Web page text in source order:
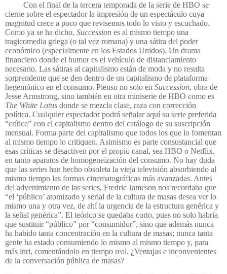
Con el final de la tercera temporada de la serie de HBO se
cierne sobre el espectador la impresión de un espectáculo cuya
magnitud crece a poco que revisemos todo lo visto y escuchado.
Como ya se ha dicho, Succession es al mismo tiempo una
tragicomedia griega (o tal vez romana) y una sátira del poder
económico (especialmente en los Estados Unidos). Un drama
financiero donde el humor es el vehículo de distanciamiento
necesario. Las sátiras al capitalismo están de moda y no resulta
sorprendente que se den dentro de un capitalismo de plataforma
hegemónico en el consumo. Pienso no solo en Succession, obra de
Jesse Armstrong, sino también en otra miniserie de HBO como es
The White Lotus donde se mezcla clase, raza con corrección
política. Cualquier espectador podrá señalar aquí su serie preferida
“crítica” con el capitalismo dentro del catálogo de su suscripción
mensual. Forma parte del capitalismo que todos los que lo fomentan
al mismo tiempo lo critiquen. Asimismo es parte consustancial que
esas críticas se desactiven por el propio canal, sea HBO o Netflix,
en tanto aparatos de homogeneización del consumo. No hay duda
que las series han hecho obsoleta la vieja televisión absorbiendo al
mismo tiempo las formas cinematográficas más avanzadas. Antes
del advenimiento de las series, Fredric Jameson nos recordaba que
“el ‘público’ atomizado y serial de la cultura de masas desea ver lo
mismo una y otra vez, de ahí la urgencia de la estructura genérica y
la señal genérica”. El teórico se quedaba corto, pues no solo habría
que sustituir “público” por “consumidor”, sino que además nunca
ha habido tanta concentración en la cultura de masas; nunca tanta
gente ha estado consumiendo lo mismo al mismo tiempo y, para
más inri, comentándolo en tiempo real. ¿Ventajas e inconvenientes
de la conversación pública de masas?